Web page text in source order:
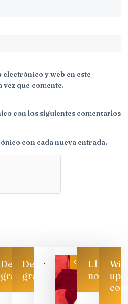
y web en este
que comente.
con los siguientes comentarios
con cada nueva entrada.
Descarga
gratis
Descarga
gratis
CategoríaUltimas
noticias
up